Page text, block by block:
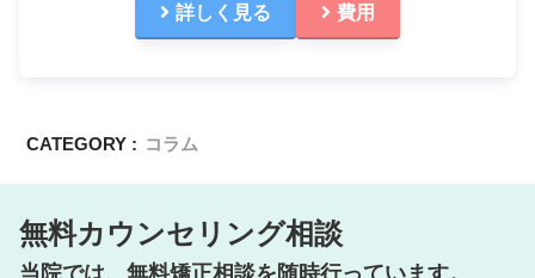
詳しく見る 費用
CATEGORY : コラム
無料カウンセリング相談
当院では、無料矯正相談を随時行っています。